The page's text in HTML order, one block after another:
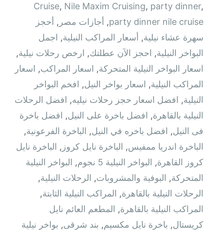
Cruise, Nile Maxim Cruising, party dinner,
party dinner nile cruise
, أجازات مصر , أحجز
سهرة عشاء نيلية, أسعار المراكب النيلية, اجمل
البواخر النيلية, احجز الآن عطلتك, ارخص رحلات نيلية,
اسعار البواخر النيلية المتحركة, اسعار المراكب, اسعار
المراكب النيلية, اسعار بواخر النيل, افخم البواخر
النيلية, افضل اسعار حجز رحلات نيليه, افضل الرحلات
النيلية بالقاهرة, افضل باخرة على النيل, افضل باخرة
فى النيل, افضل باخره في النيل, الباخرة الفرعونية,
الباخرة اندريا ممفيس, الباخرة نايل كروز , الباخرة نايل
كروز القاهرة, البواخر النيلية 5 نجوم , البواخر النيلية
المتحركة, البوفية والمشروبات, الرحلات النيلية,
الرحلات النيلية بالقاهرة, المراكب النيلية الثابتة,
المراكب النيلية بالقاهرة, المطعم العائم نايل
كريستال, باخرة نايل مكسيم, بند شرقى, بواخر نيلية